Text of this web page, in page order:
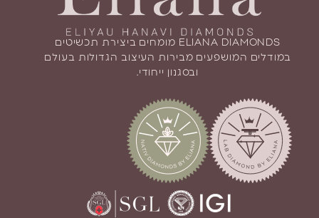
ELIANA DIAMONDS מומחים ביצירת תכשיטים
במודלים המושפעים מבירות העיצוב הגדולות בעולם
ובסגנון ייחודי.